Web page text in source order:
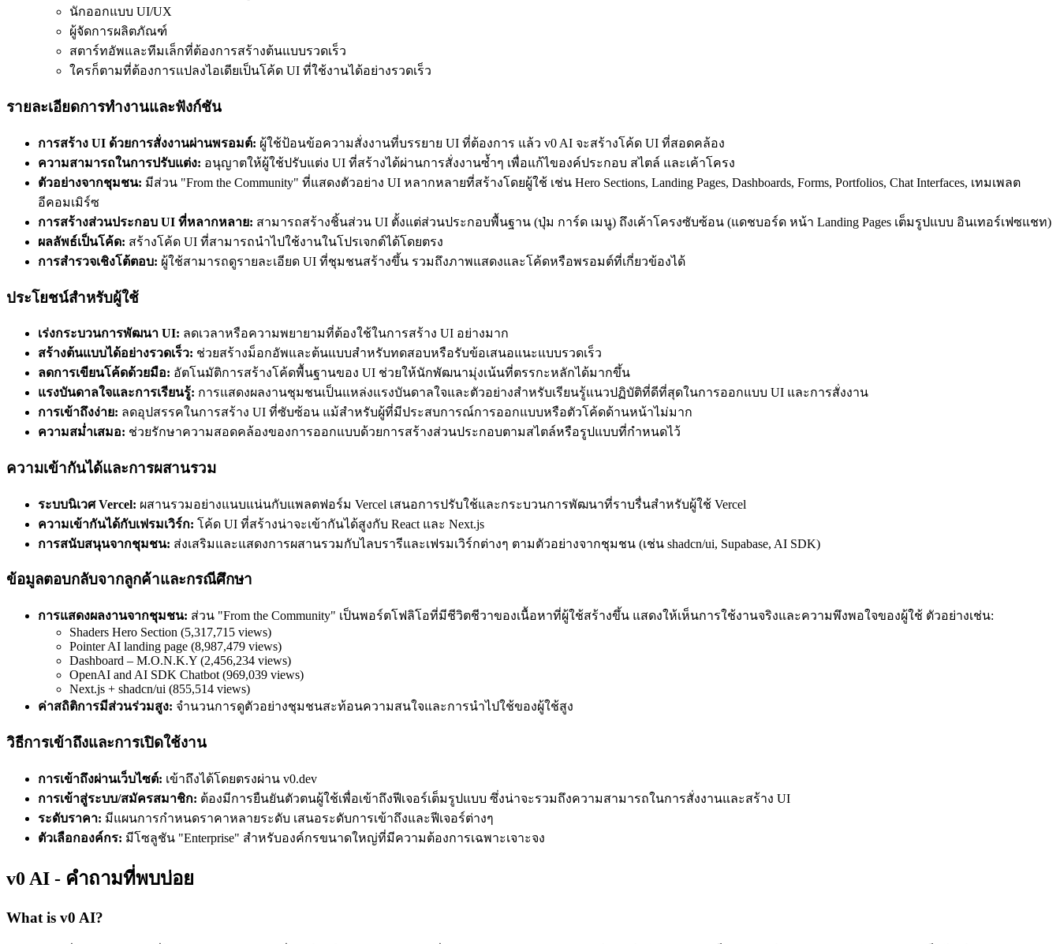
นักออกแบบ UI/UX
ผู้จัดการผลิตภัณฑ์
สตาร์ทอัพและทีมเล็กที่ต้องการสร้างต้นแบบรวดเร็ว
ใครก็ตามที่ต้องการแปลงไอเดียเป็นโค้ด UI ที่ใช้งานได้อย่างรวดเร็ว
รายละเอียดการทำงานและฟังก์ชัน
การสร้าง UI ด้วยการสั่งงานผ่านพรอมต์: ผู้ใช้ป้อนข้อความสั่งงานที่บรรยาย UI ที่ต้องการ แล้ว v0 AI จะสร้างโค้ด UI ที่สอดคล้อง
ความสามารถในการปรับแต่ง: อนุญาตให้ผู้ใช้ปรับแต่ง UI ที่สร้างได้ผ่านการสั่งงานซ้ำๆ เพื่อแก้ไของค์ประกอบ สไตล์ และเค้าโครง
ตัวอย่างจากชุมชน: มีส่วน "From the Community" ที่แสดงตัวอย่าง UI หลากหลายที่สร้างโดยผู้ใช้ เช่น Hero Sections, Landing Pages, Dashboards, Forms, Portfolios, Chat Interfaces, เทมเพลต
อีคอมเมิร์ซ
การสร้างส่วนประกอบ UI ที่หลากหลาย: สามารถสร้างชิ้นส่วน UI ตั้งแต่ส่วนประกอบพื้นฐาน (ปุ่ม การ์ด เมนู) ถึงเค้าโครงซับซ้อน (แดชบอร์ด หน้า Landing Pages เต็มรูปแบบ อินเทอร์เฟซแชท)
ผลลัพธ์เป็นโค้ด: สร้างโค้ด UI ที่สามารถนำไปใช้งานในโปรเจกต์ได้โดยตรง
การสำรวจเชิงโต้ตอบ: ผู้ใช้สามารถดูรายละเอียด UI ที่ชุมชนสร้างขึ้น รวมถึงภาพแสดงและโค้ดหรือพรอมต์ที่เกี่ยวข้องได้
ประโยชน์สำหรับผู้ใช้
เร่งกระบวนการพัฒนา UI: ลดเวลาหรือความพยายามที่ต้องใช้ในการสร้าง UI อย่างมาก
สร้างต้นแบบได้อย่างรวดเร็ว: ช่วยสร้างม็อกอัพและต้นแบบสำหรับทดสอบหรือรับข้อเสนอแนะแบบรวดเร็ว
ลดการเขียนโค้ดด้วยมือ: อัตโนมัติการสร้างโค้ดพื้นฐานของ UI ช่วยให้นักพัฒนามุ่งเน้นที่ตรรกะหลักได้มากขึ้น
แรงบันดาลใจและการเรียนรู้: การแสดงผลงานชุมชนเป็นแหล่งแรงบันดาลใจและตัวอย่างสำหรับเรียนรู้แนวปฏิบัติที่ดีที่สุดในการออกแบบ UI และการสั่งงาน
การเข้าถึงง่าย: ลดอุปสรรคในการสร้าง UI ที่ซับซ้อน แม้สำหรับผู้ที่มีประสบการณ์การออกแบบหรือตัวโค้ดด้านหน้าไม่มาก
ความสม่ำเสมอ: ช่วยรักษาความสอดคล้องของการออกแบบด้วยการสร้างส่วนประกอบตามสไตล์หรือรูปแบบที่กำหนดไว้
ความเข้ากันได้และการผสานรวม
ระบบนิเวศ Vercel: ผสานรวมอย่างแนบแน่นกับแพลตฟอร์ม Vercel เสนอการปรับใช้และกระบวนการพัฒนาที่ราบรื่นสำหรับผู้ใช้ Vercel
ความเข้ากันได้กับเฟรมเวิร์ก: โค้ด UI ที่สร้างน่าจะเข้ากันได้สูงกับ React และ Next.js
การสนับสนุนจากชุมชน: ส่งเสริมและแสดงการผสานรวมกับไลบรารีและเฟรมเวิร์กต่างๆ ตามตัวอย่างจากชุมชน (เช่น shadcn/ui, Supabase, AI SDK)
ข้อมูลตอบกลับจากลูกค้าและกรณีศึกษา
การแสดงผลงานจากชุมชน: ส่วน "From the Community" เป็นพอร์ตโฟลิโอที่มีชีวิตชีวาของเนื้อหาที่ผู้ใช้สร้างขึ้น แสดงให้เห็นการใช้งานจริงและความพึงพอใจของผู้ใช้ ตัวอย่างเช่น:
Shaders Hero Section (5,317,715 views)
Pointer AI landing page (8,987,479 views)
Dashboard – M.O.N.K.Y (2,456,234 views)
OpenAI and AI SDK Chatbot (969,039 views)
Next.js + shadcn/ui (855,514 views)
ค่าสถิติการมีส่วนร่วมสูง: จำนวนการดูตัวอย่างชุมชนสะท้อนความสนใจและการนำไปใช้ของผู้ใช้สูง
วิธีการเข้าถึงและการเปิดใช้งาน
การเข้าถึงผ่านเว็บไซต์: เข้าถึงได้โดยตรงผ่าน v0.dev
การเข้าสู่ระบบ/สมัครสมาชิก: ต้องมีการยืนยันตัวตนผู้ใช้เพื่อเข้าถึงฟีเจอร์เต็มรูปแบบ ซึ่งน่าจะรวมถึงความสามารถในการสั่งงานและสร้าง UI
ระดับราคา: มีแผนการกำหนดราคาหลายระดับ เสนอระดับการเข้าถึงและฟีเจอร์ต่างๆ
ตัวเลือกองค์กร: มีโซลูชัน "Enterprise" สำหรับองค์กรขนาดใหญ่ที่มีความต้องการเฉพาะเจาะจง
v0 AI - คำถามที่พบบ่อย
What is v0 AI?